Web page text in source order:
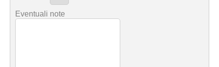
Eventuali note